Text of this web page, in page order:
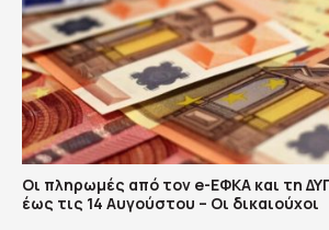
Οι πληρωμές από τον e-ΕΦΚΑ και τη
έως τις 14 Αυγούστου – Οι δικαιούχοι